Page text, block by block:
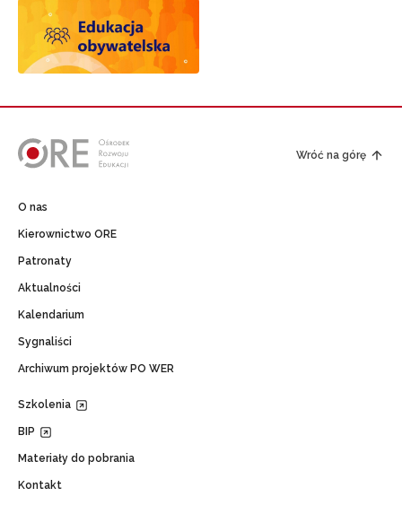
Wróć na górę
O nas
Kierownictwo ORE
Patronaty
Aktualności
Kalendarium
Sygnaliści
Archiwum projektów PO WER
Szkolenia
BIP
Materiały do pobrania
Kontakt